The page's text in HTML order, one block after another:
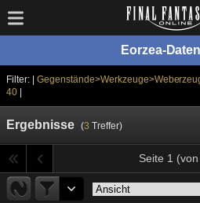
Eorzea-
Filter: |
40|
Ergebnisse (3 Treffer)
Seite 1